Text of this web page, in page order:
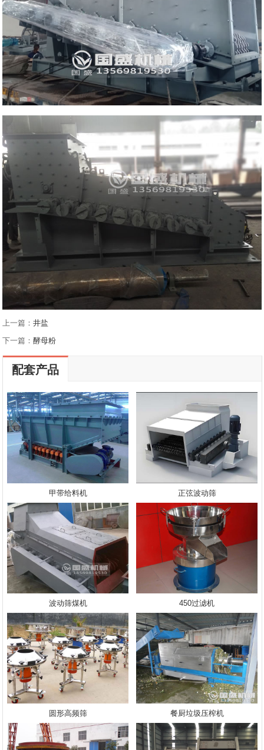
上一篇：井盐
下一篇：酵母粉
配套产品
甲带给料机 正弦波动筛
波动筛煤机 450过滤机
圆形高频筛 餐厨垃圾压榨机